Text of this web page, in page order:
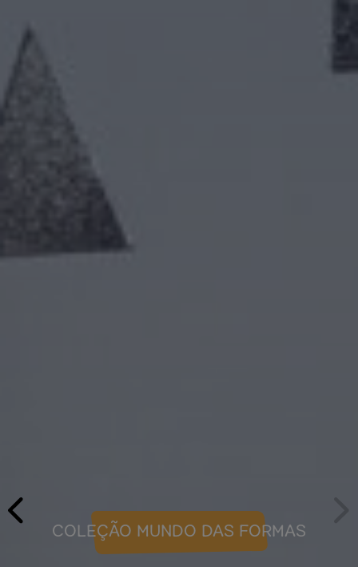
COLEÇÃO MUNDO DAS FORMAS